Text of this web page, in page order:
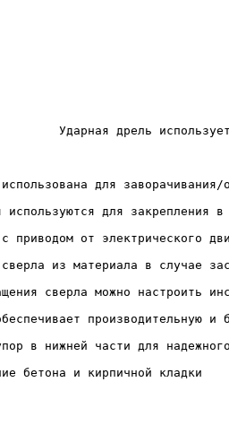
Ударная дрель
для заворачивания/
для закрепления в
приводом от электрического
из материала в случае
сверла можно настроить
производительную и
в нижней части для
бетона и кирпичной кладки